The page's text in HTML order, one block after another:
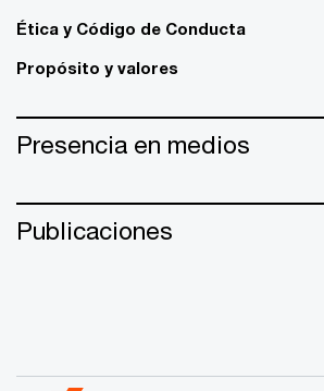
Ética y Código de Conducta
Propósito y valores
Presencia en medios
Publicaciones